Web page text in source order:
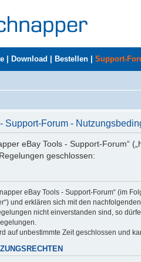
Download Bestellen Support-
Support-Forum -
eBay Tools - Support-Forum“
geschlossen:
eBay Tools - Support-Forum“ (im
und erklären sich mit den
nicht einverstanden sind, so
auf unbestimmte Zeit geschlossen und